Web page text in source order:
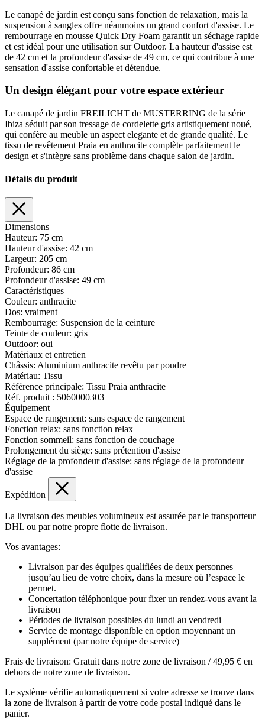
Le canapé de jardin est conçu sans fonction de relaxation, mais la
suspension à sangles offre néanmoins un grand confort d'assise. Le
rembourrage en mousse Quick Dry Foam garantit un séchage rapide
et est idéal pour une utilisation sur Outdoor. La hauteur d'assise est
de 42 cm et la profondeur d'assise de 49 cm, ce qui contribue à une
sensation d'assise confortable et détendue.
Un design élégant pour votre espace extérieur
Le canapé de jardin FREILICHT de MUSTERRING de la série
Ibiza séduit par son tressage de cordelette gris artistiquement noué,
qui confère au meuble un aspect elegante et de grande qualité. Le
tissu de revêtement Praia en anthracite complète parfaitement le
design et s'intègre sans problème dans chaque salon de jardin.
Détails du produit
Dimensions
Hauteur: 75 cm
Hauteur d'assise: 42 cm
Largeur: 205 cm
Profondeur: 86 cm
Profondeur d'assise: 49 cm
Caractéristiques
Couleur: anthracite
Dos: vraiment
Rembourrage: Suspension de la ceinture
Teinte de couleur: gris
Outdoor: oui
Matériaux et entretien
Châssis: Aluminium anthracite revêtu par poudre
Matériau: Tissu
Référence principale: Tissu Praia anthracite
Réf. produit : 5060000303
Équipement
Espace de rangement: sans espace de rangement
Fonction relax: sans fonction relax
Fonction sommeil: sans fonction de couchage
Prolongement du siège: sans prétention d'assise
Réglage de la profondeur d'assise: sans réglage de la profondeur
d'assise
Expédition
La livraison des meubles volumineux est assurée par le transporteur
DHL ou par notre propre flotte de livraison.
Vos avantages:
Livraison par des équipes qualifiées de deux personnes
jusqu’au lieu de votre choix, dans la mesure où l’espace le
permet.
Concertation téléphonique pour fixer un rendez-vous avant la
livraison
Périodes de livraison possibles du lundi au vendredi
Service de montage disponible en option moyennant un
supplément (par notre équipe de service)
Frais de livraison: Gratuit dans notre zone de livraison / 49,95 € en
dehors de notre zone de livraison.
Le système vérifie automatiquement si votre adresse se trouve dans
la zone de livraison à partir de votre code postal indiqué dans le
panier.